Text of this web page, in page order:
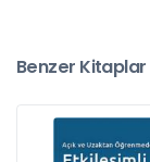
Benzer Kitaplar